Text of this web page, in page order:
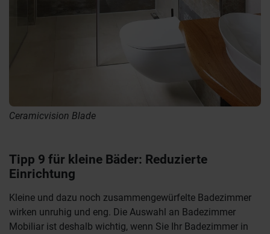
Ceramicvision Blade
Tipp 9 für kleine Bäder: Reduzierte
Einrichtung
Kleine und dazu noch zusammengewürfelte Badezimmer
wirken unruhig und eng. Die Auswahl an Badezimmer
Mobiliar ist deshalb wichtig, wenn Sie Ihr Badezimmer in